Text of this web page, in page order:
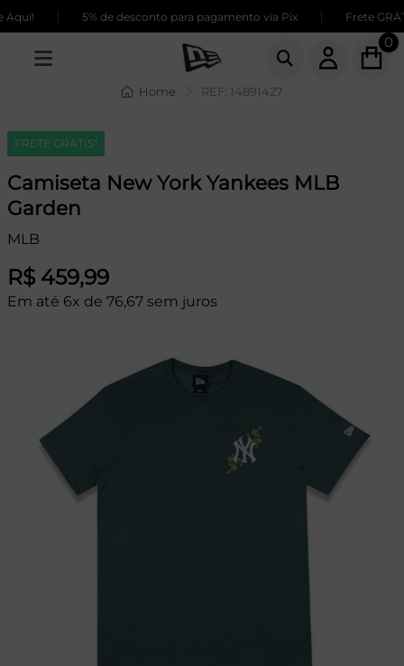
5% de desconto para pagamento via Pix Frete
0
Home REF: 14891427
FRETE GRÁTIS*
Camiseta New York Yankees MLB
Garden
MLB
R$ 459,99
Em até 6x de 76,67 sem juros